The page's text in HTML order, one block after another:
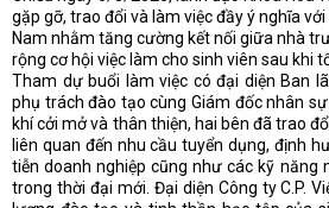
gặp gỡ, trao đổi và làm việc đầy ý nghĩa với
Nam nhằm tăng cường kết nối giữa nhà
rộng cơ hội việc làm cho sinh viên sau khi
Tham dự buổi làm việc có đại diện Ban
phụ trách đào tạo cùng Giám đốc nhân
khí cởi mở và thân thiện, hai bên đã trao
liên quan đến nhu cầu tuyển dụng, định
tiễn doanh nghiệp cũng như các kỹ năng
trong thời đại mới. Đại diện Công ty C.P.